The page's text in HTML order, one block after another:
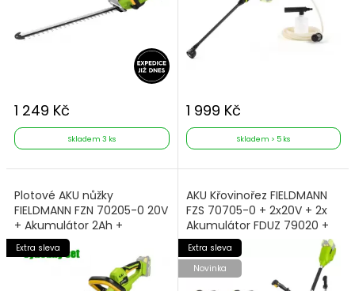
1 249 Kč
Skladem 3 ks
1 999 Kč
Skladem > 5 ks
Plotové AKU nůžky
FIELDMANN FZN 70205-0 20V
+ Akumulátor 2Ah +
Nabíječka
Extra sleva
AKU Křovinořez FIELDMANN
FZS 70705-0 + 2x20V + 2x
Akumulátor FDUZ 79020 +
Nabíječka FDUZ 79110
Extra sleva
Novinka